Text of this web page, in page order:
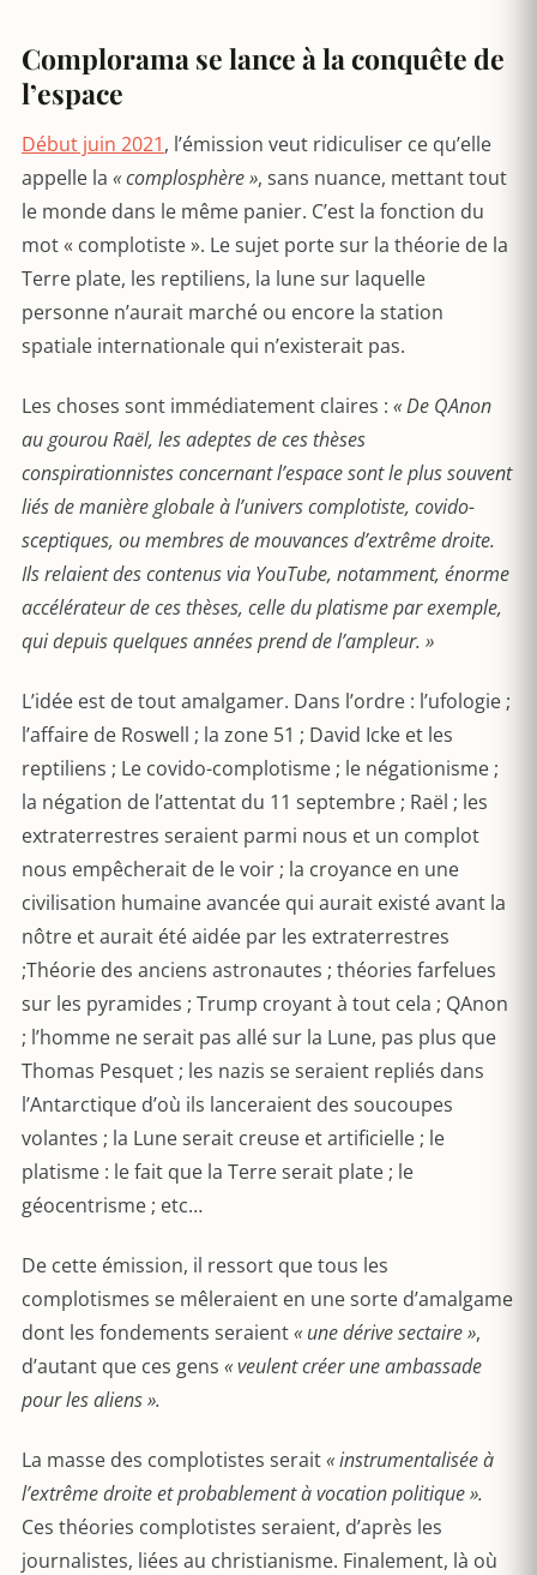
Complorama se lance à la conquête de
l’espace
Début juin 2021, l’émission veut ridiculiser ce qu’elle
appelle la « complosphère », sans nuance, mettant tout
le monde dans le même panier. C’est la fonction du
mot « complotiste ». Le sujet porte sur la théorie de la
Terre plate, les reptiliens, la lune sur laquelle
personne n’aurait marché ou encore la station
spatiale internationale qui n’existerait pas.
Les choses sont immédiatement claires : « De QAnon
au gourou Raël, les adeptes de ces thèses
conspirationnistes concernant l’espace sont le plus souvent
liés de manière globaleà l’univers complotiste, covido-
sceptiques, ou membres de mouvances d’extrême droite.
Ils relaient des contenus via YouTube, notamment, énorme
accélérateur de ces thèses, celle du platisme par exemple,
qui depuis quelques années prend de l’ampleur. »
L’idée est de tout amalgamer. Dans l’ordre : l’ufologie ;
l’affaire de Roswell ; la zone 51 ; David Icke et les
reptiliens ; Le covido-complotisme ; le négationisme ;
la négation de l’attentat du 11 septembre ; Raël ; les
extraterrestres seraient parmi nous et un complot
nous empêcherait de le voir ; la croyance en une
civilisation humaine avancée qui aurait existé avant la
nôtre et aurait été aidée par les extraterrestres
;Théorie des anciens astronautes ; théories farfelues
sur les pyramides ; Trump croyant à tout cela ; QAnon
; l’homme ne serait pas allé sur la Lune, pas plus que
Thomas Pesquet ; les nazis se seraient repliés dans
l’Antarctique d’où ils lanceraient des soucoupes
volantes ; la Lune serait creuse et artificielle ; le
platisme : le fait que la Terre serait plate ; le
géocentrisme ; etc…
De cette émission, il ressort que tous les
complotismes se mêleraient en une sorte d’amalgame
dont les fondements seraient« une dérive sectaire »,
d’autant que ces gens « veulent créer une ambassade
pour les aliens ».
La masse des complotistes serait« instrumentalisée à
l’extrême droite et probablement à vocation politique ».
Ces théories complotistes seraient, d’après les
journalistes, liées au christianisme. Finalement, là où